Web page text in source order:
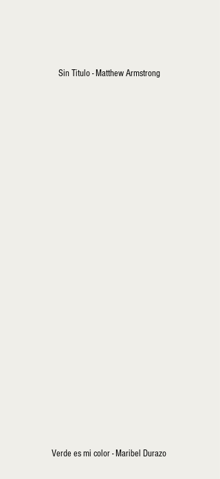
Sin Titulo - Matthew Armstrong
Verde es mi color - Maribel Durazo